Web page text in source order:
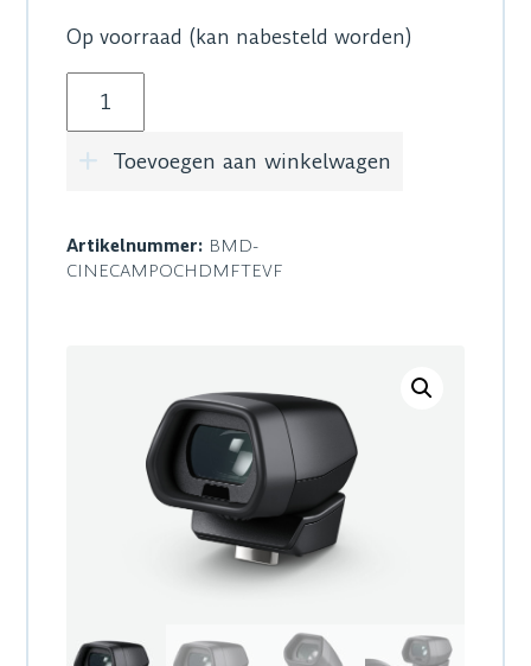
Op voorraad (kan nabesteld worden)
Blackmagic Design Pocket Cinema Camera
Toevoegen aan winkelwagen
Artikelnummer: BMD-
CINECAMPOCHDMFTEVF